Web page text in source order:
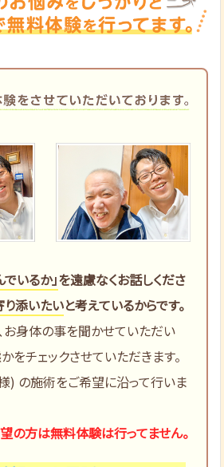
いるか」を遠慮なくお話しくださ
り添いたいと考えているからです。
お身体の事を聞かせていただい
をチェックさせていただきます。
) の施術をご希望に沿って行いま
の方は無料体験は行ってません。